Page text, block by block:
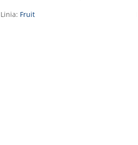
Linia: Fruit